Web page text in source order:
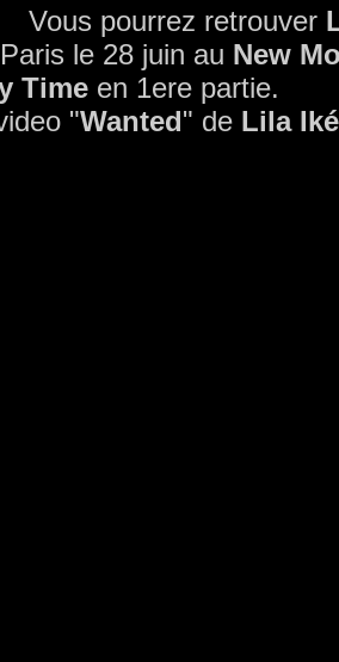
Vous pourrez retrouver
le 28 juin au New
Time en 1ere partie.
"Wanted" de Lila Iké